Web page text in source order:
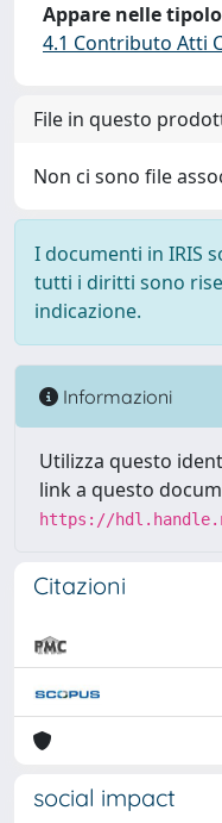
Appare nelle
4.1 Contributo Atti
File in questo
Non ci sono file
I documenti in IRIS
tutti i diritti sono
indicazione.
Informazioni
Utilizza questo
link a questo
https://
Citazioni
social impact